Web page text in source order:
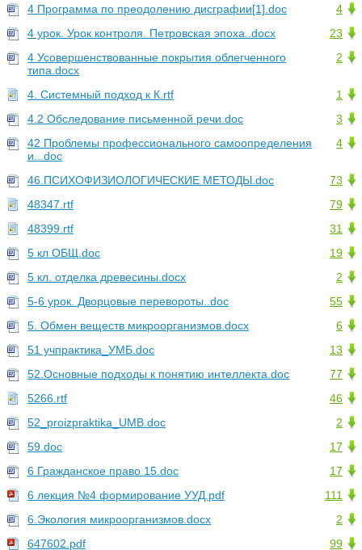
4
4 Программа по преодолению дисграфии[1].doc
23
4 урок. Урок контроля. Петровская эпоха..docx
2
4 Усовершенствованные покрытия облегченного
типа.docx
1
4. Системный подход к К.rtf
3
4.2 Обследование письменной речи.doc
4
42 Проблемы профессионального самоопределения
и...doc
73
46.ПСИХОФИЗИОЛОГИЧЕСКИЕ МЕТОДЫ.doc
79
48347.rtf
31
48399.rtf
19
5 кл ОБЩ.doc
2
5 кл. отделка древесины.docx
55
5-6 урок. Дворцовые перевороты..doc
6
5. Обмен веществ микроорганизмов.docx
13
51 учпрактика_УМБ.doc
77
52.Основные подходы к понятию интеллекта.doc
46
5266.rtf
2
52_proizpraktika_UMB.doc
17
59.doc
17
6 Гражданское право 15.doc
111
6 лекция №4 формирование УУД.pdf
2
6.Экология микроорганизмов.docx
99
647602.pdf